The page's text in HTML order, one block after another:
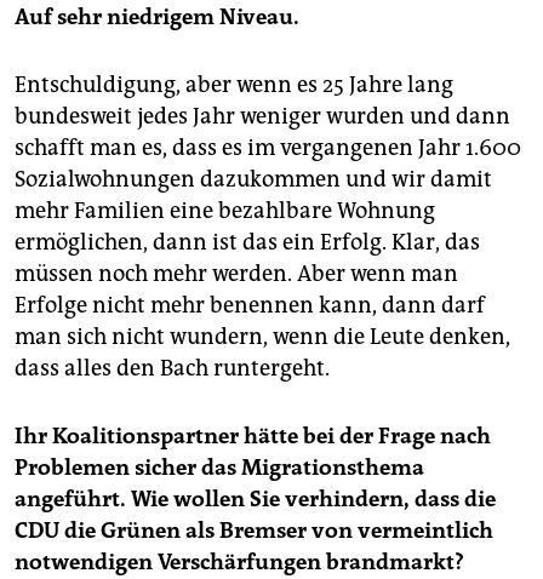
Auf sehr niedrigem Niveau.
Entschuldigung, aber wenn es 25 Jahre lang
bundesweit jedes Jahr weniger wurden und dann
schafft man es, dass es im vergangenen Jahr 1.600
Sozialwohnungen dazukommen und wir damit
mehr Familien eine bezahlbare Wohnung
ermöglichen, dann ist das ein Erfolg. Klar, das
müssen noch mehr werden. Aber wenn man
Erfolge nicht mehr benennen kann, dann darf
man sich nicht wundern, wenn die Leute denken,
dass alles den Bach runtergeht.
Ihr Koalitionspartner hätte bei der Frage nach
Problemen sicher das Migrationsthema
angeführt. Wie wollen Sie verhindern, dass die
CDU die Grünen als Bremser von vermeintlich
notwendigen Verschärfungen brandmarkt?